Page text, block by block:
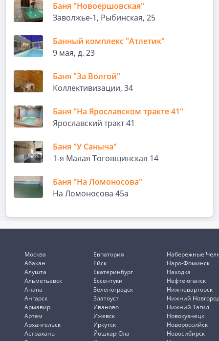
Баня "Новоершовская"
Заволжье-1, Рыбинская, 25
Банный комплекс "Атлетик"
9 мая, д. 23
Баня "За Волгой"
Коллективизации, 34
Баня "На Ярославском тракте 41"
Ярославский тракт 41
Баня "У Саныча"
1-я Малая Тоговщинская 14
Баня "На Ломоносова"
На Ломоносова 45а
Москва
Абакан
Алушта
Альметьевск
Анапа
Ангарск
Армавир
Артем
Архангельск
Астрахань
Евпатория
Ейск
Екатеринбург
Ессентуки
Зеленоградск
Златоуст
Иваново
Ижевск
Иркутск
Йошкар-Ола
Набережные
Наро-Фоминск
Находка
Нефтеюганск
Нижневартовск
Нижний
Нижний Тагил
Новокузнецк
Новороссийск
Новосибирск